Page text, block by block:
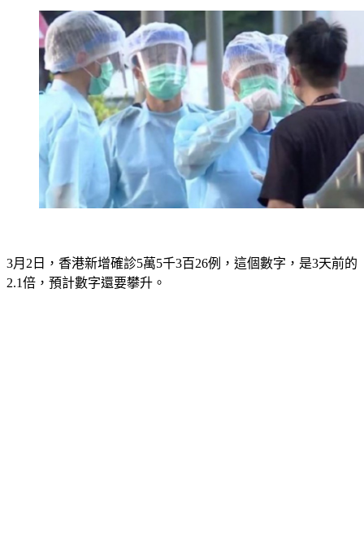
3月2日，香港新增確診5萬5千3百26例，這個數字，是3天前的
2.1倍，預計數字還要攀升。